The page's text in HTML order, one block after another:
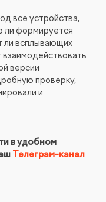
все устройства,
ли формируется
ли всплывающих
версии
проверку,
и
в удобном
Телеграм-канал